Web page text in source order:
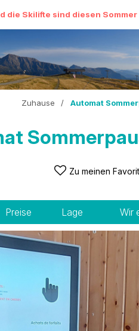
die Skilifte sind diesen
Zuhause / Automat
Zu meinen
Preise Lage Wir